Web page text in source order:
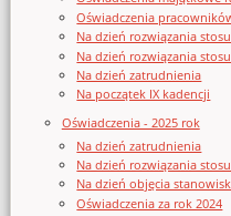
Oświadczenia
Na dzień rozwiązania
Na dzień rozwiązania
Na dzień zatrudnienia
Na początek IX kadencji
Oświadczenia - 2025 rok
Na dzień zatrudnienia
Na dzień rozwiązania
Na dzień objęcia
Oświadczenia za rok 2024